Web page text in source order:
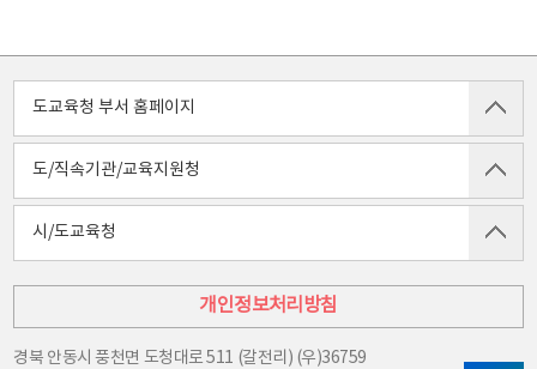
도교육청 부서 홈페이지
도/직속기관/교육지원청
시/도교육청
개인정보처리방침
경북 안동시 풍천면 도청대로 511 (갈전리) (우)36759